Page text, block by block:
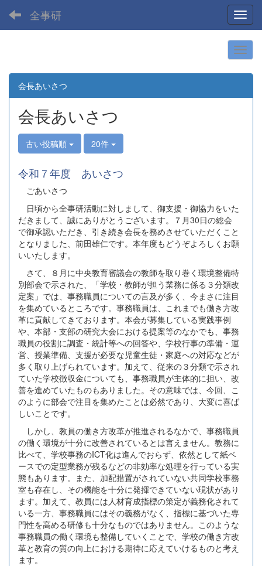
全事研
会長あいさつ
会長あいさつ
古い投稿順 20件
令和７年度 あいさつ
ごあいさつ
日頃から全事研活動に対しまして、御支援・御協力をいた
だきまして、誠にありがとうございます。７月30日の総会
で御承認いただき、引き続き会長を務めさせていただくこと
となりました、前田雄仁です。本年度もどうぞよろしくお願
いいたします。
さて、８月に中央教育審議会の教師を取り巻く環境整備特
別部会で示された、「学校・教師が担う業務に係る３分類改
定案」では、事務職員についての言及が多く、今まさに注目
を集めているところです。事務職員は、これまでも働き方改
革に貢献してきております。本会が募集している実践事例
や、本部・支部の研究大会における提案等のなかでも、事務
職員の役割に調査・統計等への回答や、学校行事の準備・運
営、授業準備、支援が必要な児童生徒・家庭への対応などが
多く取り上げられています。加えて、従来の３分類で示され
ていた学校徴収金についても、事務職員が主体的に担い、改
善を進めていたものもありました。その意味では、今回、こ
のように部会で注目を集めたことは必然であり、大変に喜ば
しいことです。
しかし、教員の働き方改革が推進されるなかで、事務職員
の働く環境が十分に改善されているとは言えません。教務に
比べて、学校事務のICT化は進んでおらず、依然として紙ベ
ースでの定型業務が残るなどの非効率な処理を行っている実
態もあります。また、加配措置がされていない共同学校事務
室も存在し、その機能を十分に発揮できていない現状があり
ます。加えて、教員には人材育成指標の策定が義務化されて
いる一方、事務職員にはその義務がなく、指標に基づいた専
門性を高める研修も十分なものではありません。このような
事務職員の働く環境も整備していくことで、学校の働き方改
革と教育の質の向上における期待に応えていけるものと考え
ます。